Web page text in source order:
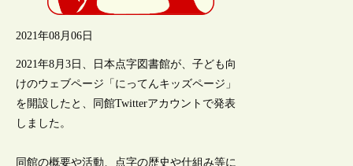
2021年08月06日
2021年8月3日、日本点字図書館が、子ども向
けのウェブページ「にってんキッズページ」
を開設したと、同館Twitterアカウントで発表
しました。
同館の概要や活動、点字の歴史や仕組み等に